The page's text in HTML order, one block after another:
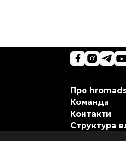
Про
Команда
Контакти
Структура